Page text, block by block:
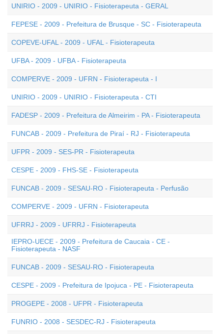
UNIRIO - 2009 - UNIRIO - Fisioterapeuta - GERAL
FEPESE - 2009 - Prefeitura de Brusque - SC - Fisioterapeuta
COPEVE-UFAL - 2009 - UFAL - Fisioterapeuta
UFBA - 2009 - UFBA - Fisioterapeuta
COMPERVE - 2009 - UFRN - Fisioterapeuta - I
UNIRIO - 2009 - UNIRIO - Fisioterapeuta - CTI
FADESP - 2009 - Prefeitura de Almeirim - PA - Fisioterapeuta
FUNCAB - 2009 - Prefeitura de Piraí - RJ - Fisioterapeuta
UFPR - 2009 - SES-PR - Fisioterapeuta
CESPE - 2009 - FHS-SE - Fisioterapeuta
FUNCAB - 2009 - SESAU-RO - Fisioterapeuta - Perfusão
COMPERVE - 2009 - UFRN - Fisioterapeuta
UFRRJ - 2009 - UFRRJ - Fisioterapeuta
IEPRO-UECE - 2009 - Prefeitura de Caucaia - CE -
Fisioterapeuta - NASF
FUNCAB - 2009 - SESAU-RO - Fisioterapeuta
CESPE - 2009 - Prefeitura de Ipojuca - PE - Fisioterapeuta
PROGEPE - 2008 - UFPR - Fisioterapeuta
FUNRIO - 2008 - SESDEC-RJ - Fisioterapeuta